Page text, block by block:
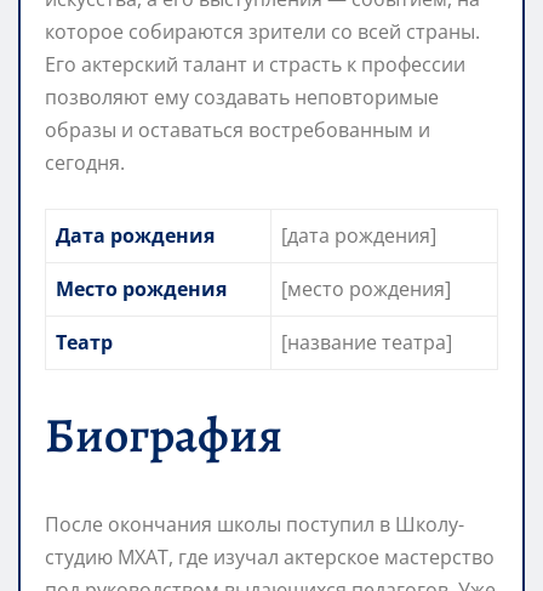
которое собираются зрители со всей страны.
Его актерский талант и страсть к профессии
позволяют ему создавать неповторимые
образы и оставаться востребованным и
сегодня.
Дата рождения
[дата рождения]
Место рождения
[место рождения]
Театр
[название театра]
Биография
После окончания школы поступил в Школу-
студию МХАТ, где изучал актерское мастерство